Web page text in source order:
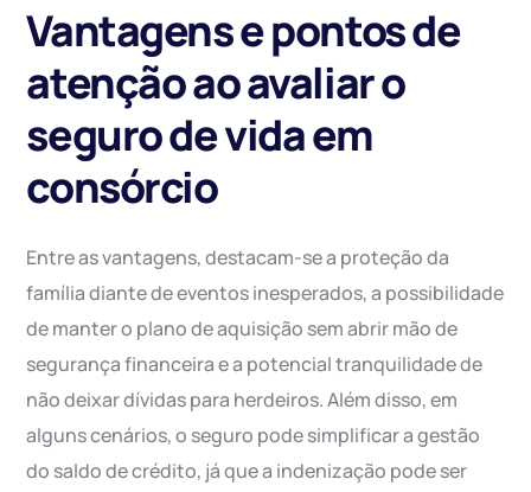
Vantagens e pontos de
atenção ao avaliar o
seguro de vida em
consórcio
Entre as vantagens, destacam-se a proteção da
família diante de eventos inesperados, a possibilidade
de manter o plano de aquisição sem abrir mão de
segurança financeira e a potencial tranquilidade de
não deixar dívidas para herdeiros. Além disso, em
alguns cenários, o seguro pode simplificar a gestão
do saldo de crédito, já que a indenização pode ser